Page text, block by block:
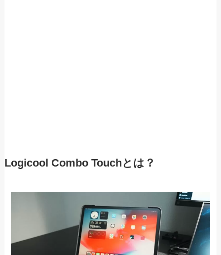
Logicool Combo Touchとは？